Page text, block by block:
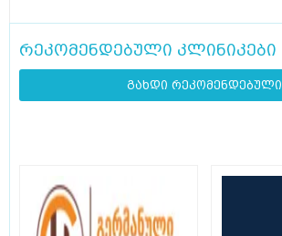
რეკომენდებული კლინიკები
გახდი რეკომენდებული